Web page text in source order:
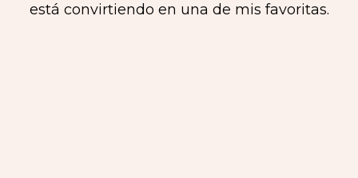
está convirtiendo en una de mis favoritas.